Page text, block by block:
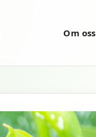
Om oss